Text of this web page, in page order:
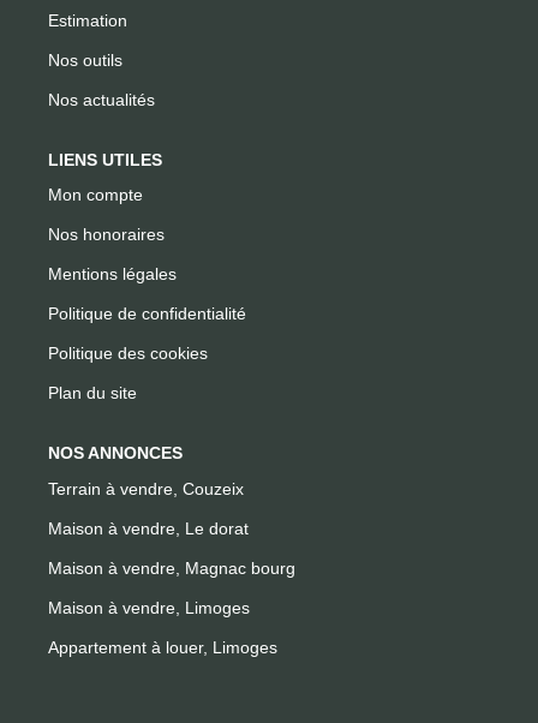
Estimation
Nos outils
Nos actualités
LIENS UTILES
Mon compte
Nos honoraires
Mentions légales
Politique de confidentialité
Politique des cookies
Plan du site
NOS ANNONCES
Terrain à vendre, Couzeix
Maison à vendre, Le dorat
Maison à vendre, Magnac bourg
Maison à vendre, Limoges
Appartement à louer, Limoges